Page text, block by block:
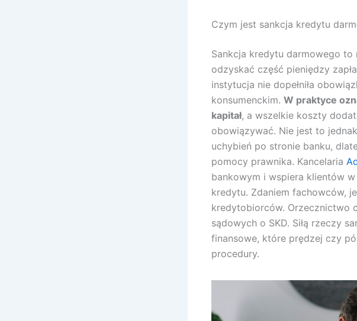
Czym jest sankcja kredytu
Sankcja kredytu darmowego
odzyskać część pieniędzy
instytucja nie dopełniła
konsumenckim. W praktyce
kapitał, a wszelkie koszty
obowiązywać. Nie jest to
uchybień po stronie banku,
pomocy prawnika. Kancelaria
bankowym i wspiera klientów
kredytu. Zdaniem fachowców,
kredytobiorców. Orzecznictwo
sądowych o SKD. Siłą rzeczy
finansowe, które prędzej czy
procedury.